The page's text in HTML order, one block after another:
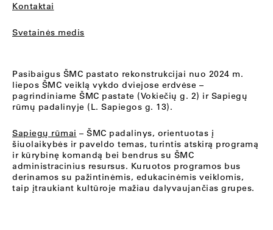
Kontaktai
Svetainės medis
Pasibaigus ŠMC pastato rekonstrukcijai nuo 2024 m.
liepos ŠMC veiklą vykdo dviejose erdvėse –
pagrindiniame ŠMC pastate (Vokiečių g. 2) ir Sapiegų
rūmų padalinyje (L. Sapiegos g. 13).
Sapiegų rūmai – ŠMC padalinys, orientuotas į
šiuolaikybės ir paveldo temas, turintis atskirą programą
ir kūrybinę komandą bei bendrus su ŠMC
administracinius resursus. Kuruotos programos bus
derinamos su pažintinėmis, edukacinėmis veiklomis,
taip įtraukiant kultūroje mažiau dalyvaujančias grupes.